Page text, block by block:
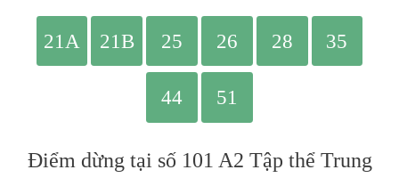
Điểm dừng tại số 101 A2 Tập thể Trung